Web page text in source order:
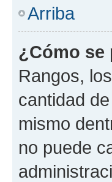
Arriba
¿Cómo se
Rangos,
cantidad
mismo
no puede